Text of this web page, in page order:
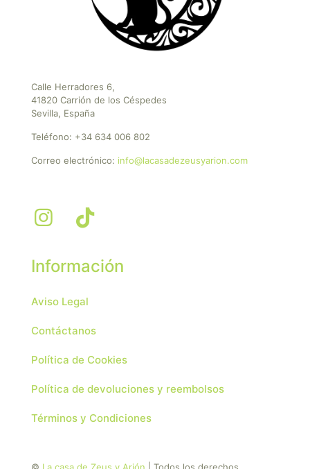
Calle Herradores 6,
41820 Carrión de los Céspedes
Sevilla, España
Teléfono: +34 634 006 802
Correo electrónico: info@lacasadezeusyarion.com
Información
Aviso Legal
Contáctanos
Política de Cookies
Política de devoluciones y reembolsos
Términos y Condiciones
© La casa de Zeus y Arión | Todos los derechos